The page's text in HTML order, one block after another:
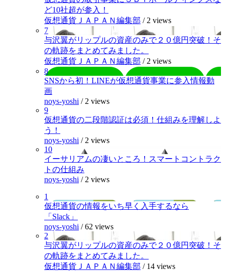
ど10社超が参入！
仮想通貨ＪＡＰＡＮ編集部 / 2 views
7
与沢翼がリップルの資産のみで２０億円突破！そ
の軌跡をまとめてみました。
仮想通貨ＪＡＰＡＮ編集部 / 2 views
8
SNSから初！LINEが仮想通貨事業に参入情報動
画
noys-yoshi / 2 views
9
仮想通貨の二段階認証は必須！仕組みを理解しよ
う！
noys-yoshi / 2 views
10
イーサリアムの凄いところ！スマートコントラク
トの仕組み
noys-yoshi / 2 views
1
仮想通貨の情報をいち早く入手するなら
「Slack」
noys-yoshi /62 views
2
与沢翼がリップルの資産のみで２０億円突破！そ
の軌跡をまとめてみました。
仮想通貨ＪＡＰＡＮ編集部 / 14 views